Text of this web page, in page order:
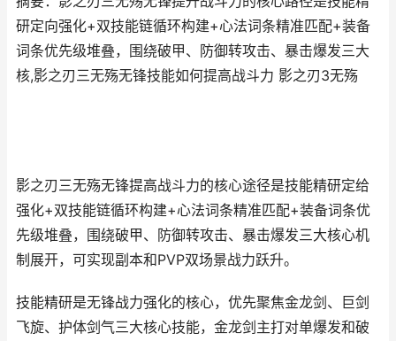
研定向强化+双技能链循环构建+心法词条精准匹配+装备
词条优先级堆叠，围绕破甲、防御转攻击、暴击爆发三大
核,影之刃三无殇无锋技能如何提高战斗力 影之刃3无殇
影之刃三无殇无锋提高战斗力的核心途径是技能精研定给
强化+双技能链循环构建+心法词条精准匹配+装备词条优
先级堆叠，围绕破甲、防御转攻击、暴击爆发三大核心机
制展开，可实现副本和PVP双场景战力跃升。
技能精研是无锋战力强化的核心，优先聚焦金龙剑、巨剑
飞旋、护体剑气三大核心技能，金龙剑主打对单爆发和破